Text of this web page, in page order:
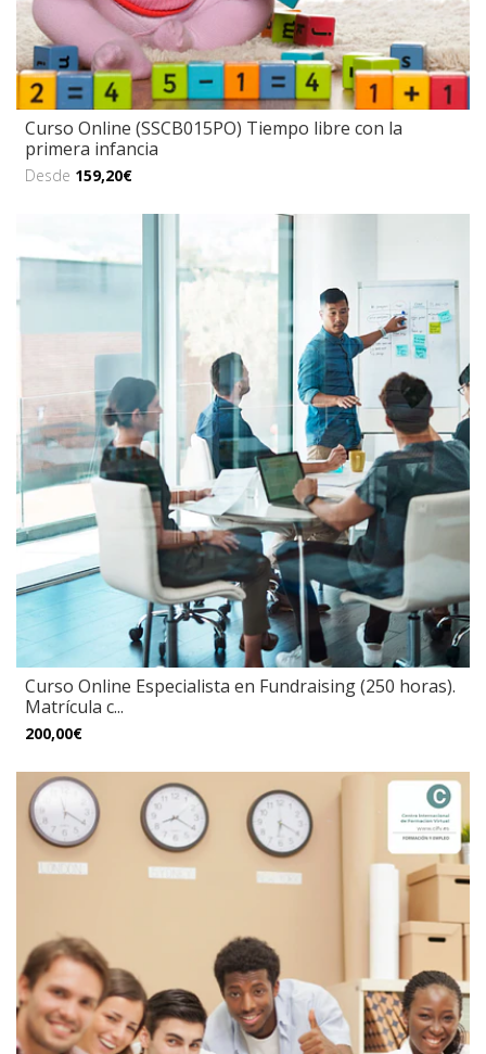
Curso Online (SSCB015PO) Tiempo libre con la
primera infancia
Desde 159,20€
Curso Online Especialista en Fundraising (250 horas).
Matrícula c...
200,00€